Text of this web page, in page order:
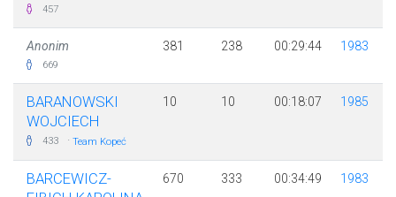
457
Anonim
669
381 238 00:29:44 1983
BARANOWSKI
WOJCIECH
433 · Team Kopeć
10 10 00:18:07 1985
BARCEWICZ-
670 333 00:34:49 1983